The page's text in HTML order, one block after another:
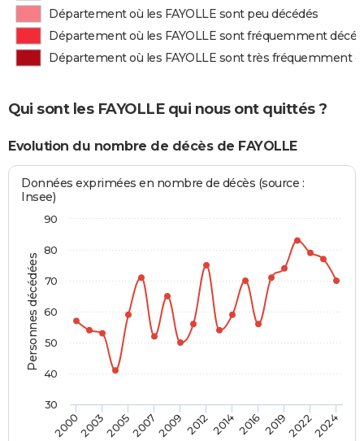
Département où les FAYOLLE sont peu décédés
Département où les FAYOLLE sont fréquemment
Département où les FAYOLLE sont très fréquemment
Qui sont les FAYOLLE qui nous ont quittés ?
Evolution du nombre de décès de FAYOLLE
Personnes décédées
Données exprimées en nombre de décès (source :
Insee)
20002003200520072009 201220142016201920222024
30
40
50
60
70
80
90